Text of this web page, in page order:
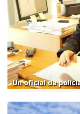
Un oficial de